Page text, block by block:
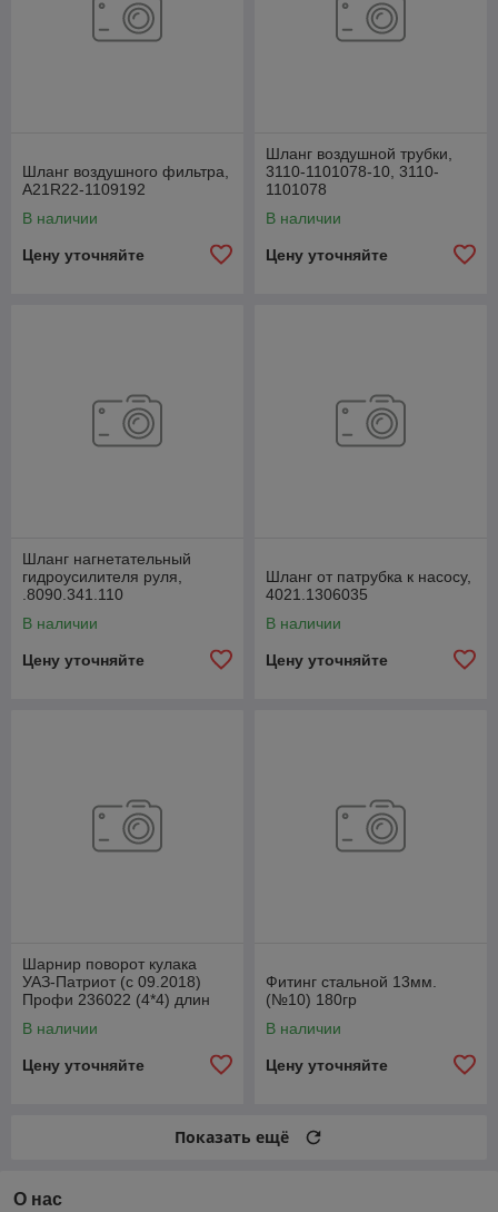
Шланг воздушного фильтра,
А21R22-1109192
В наличии
Цену уточняйте
Шланг воздушной трубки,
3110-1101078-10, 3110-
1101078
В наличии
Цену уточняйте
Шланг нагнетательный
гидроусилителя руля,
.8090.341.110
В наличии
Цену уточняйте
Шланг от патрубка к насосу,
4021.1306035
В наличии
Цену уточняйте
Шарнир поворот кулака
УАЗ-Патриот (с 09.2018)
Профи 236022 (4*4) длин
2360222304061
В наличии
Цену уточняйте
Фитинг стальной 13мм.
(№10) 180гр
В наличии
Цену уточняйте
Показать ещё
О нас